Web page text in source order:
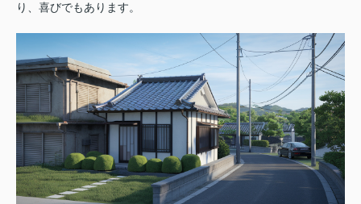
り、喜びでもあります。